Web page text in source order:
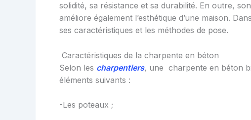
solidité, sa résistance et sa durabilité. En outre,
améliore également l’esthétique d’une maison.
ses caractéristiques et les méthodes de pose.
Caractéristiques de la charpente en béton
Selon les charpentiers, une charpente en béton
éléments suivants :
-Les poteaux ;